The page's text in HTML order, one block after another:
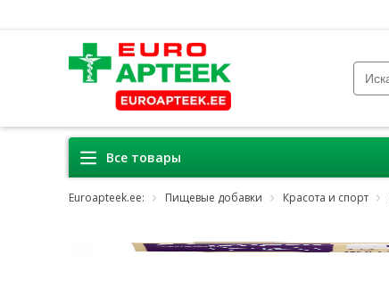
Все товары
Euroapteek.ee: Пищевые добавки Красота и спорт